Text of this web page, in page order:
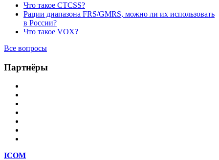
Что такое CTCSS?
Рации диапазона FRS/GMRS, можно ли их использовать
в России?
Что такое VOX?
Все вопросы
Партнёры
ICOM